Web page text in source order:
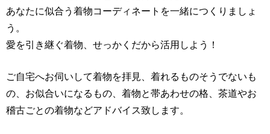
あなたに似合う着物コーディネートを一緒につくりましょ
う。
愛を引き継ぐ着物、せっかくだから活用しよう！
ご自宅へお伺いして着物を拝見、着れるものそうでないも
の、お似合いになるもの、着物と帯あわせの格、茶道やお
稽古ごとの着物などアドバイス致します。